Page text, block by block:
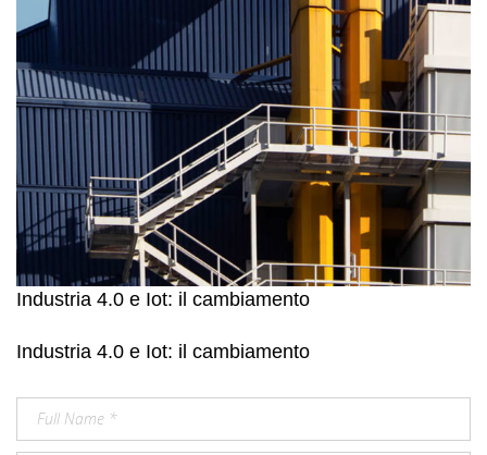
Industria 4.0 e Iot: il cambiamento
Industria 4.0 e Iot: il cambiamento